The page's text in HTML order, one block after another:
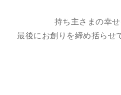
持ち主さまの幸
最後にお創りを締め括ら